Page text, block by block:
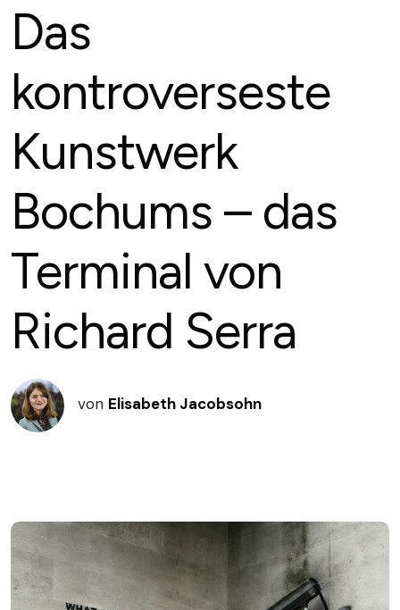
Das
kontroverseste
Kunstwerk
Bochums – das
Terminal von
Richard Serra
von Elisabeth Jacobsohn